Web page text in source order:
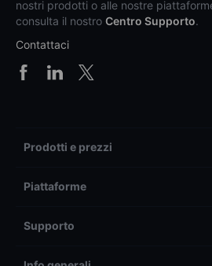
nostri prodotti o alle nostre
consulta il nostro Centro Supporto.
Contattaci
Prodotti e prezzi
Piattaforme
Supporto